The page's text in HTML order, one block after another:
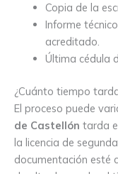
Copia de la
Informe
acreditado.
Última cédula
¿Cuánto tiempo
El proceso puede
de Castellón tarda
la licencia de
documentación esté